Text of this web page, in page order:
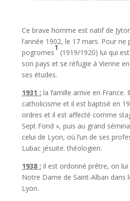
Ce brave homme est natif de
l’année 1902, le 17 mars. Pour ne
pogromes
1
(1919/1920) lui qui
son pays et se réfugie à Vienne
ses études.
1931 : la famille arrive en France.
catholicisme et il est baptisé en
ordres et il est affecté comme
Sept Fond », puis au grand
celui de Lyon, où l’un de ses
Lubac jésuite. théologien.
1938 : il est ordonné prêtre, on
Notre Dame de Saint-Alban dans
Lyon.